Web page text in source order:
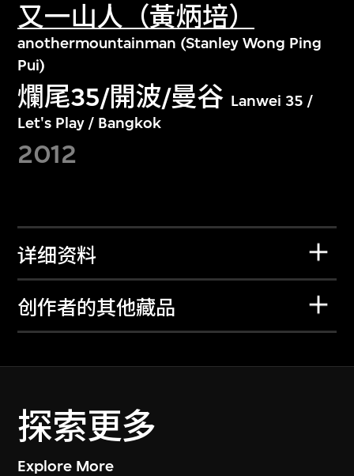
又一山人（黃炳培）
anothermountainman (Stanley Wong Ping
Pui)
爛尾35/開波/曼谷 Lanwei 35 /
Let's Play / Bangkok
2012
详细资料
创作者的其他藏品
探索更多
Explore More